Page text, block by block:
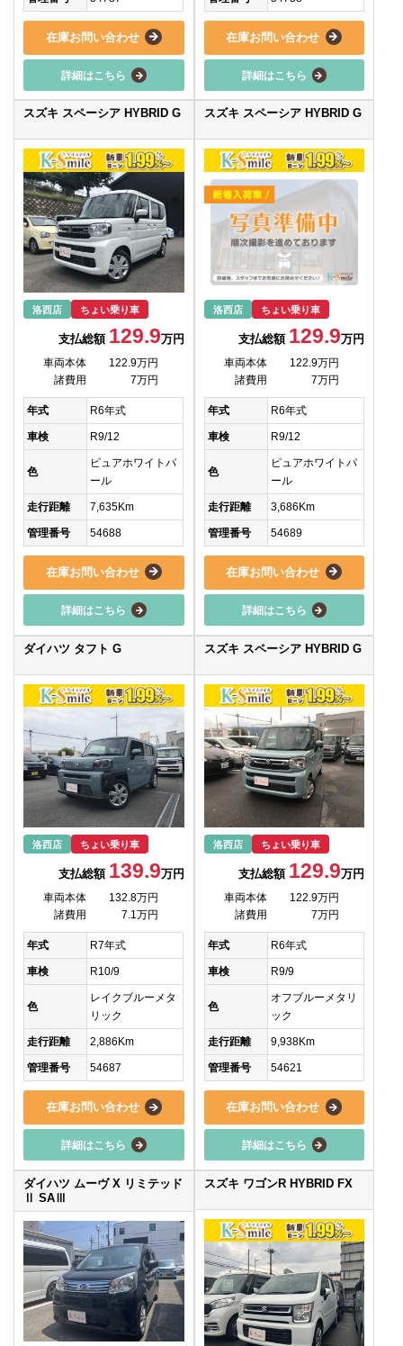
在庫お問い合わせ
詳細はこちら
在庫お問い合わせ
詳細はこちら
スズキ スペーシア HYBRID G
洛西店 ちょい乗り車
支払総額 129.9万円
車両本体
122.9万円
諸費用
7万円
年式 R6年式
車検 R9/12
色
ピュアホワイトパ
ール
走行距離 7,635Km
管理番号 54688
在庫お問い合わせ
詳細はこちら
スズキ スペーシア HYBRID G
洛西店 ちょい乗り車
支払総額 129.9万円
車両本体
122.9万円
諸費用
7万円
年式 R6年式
車検 R9/12
色
ピュアホワイトパ
ール
走行距離 3,686Km
管理番号 54689
在庫お問い合わせ
詳細はこちら
ダイハツ タフト G
洛西店 ちょい乗り車
支払総額 139.9万円
車両本体
132.8万円
諸費用
7.1万円
年式 R7年式
車検 R10/9
色
レイクブルーメタ
リック
走行距離 2,886Km
管理番号 54687
在庫お問い合わせ
詳細はこちら
スズキ スペーシア HYBRID G
洛西店 ちょい乗り車
支払総額 129.9万円
車両本体
122.9万円
諸費用
7万円
年式 R6年式
車検 R9/9
色
オフブルーメタリ
ック
走行距離 9,938Km
管理番号 54621
在庫お問い合わせ
詳細はこちら
ダイハツ ムーヴ X リミテッド
Ⅱ SAⅢ
スズキ ワゴンR HYBRID FX